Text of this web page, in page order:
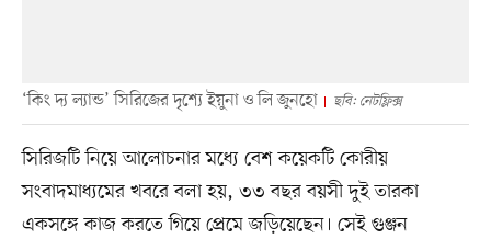
‘কিং দ্য ল্যান্ড’ সিরিজের দৃশ্যে ইয়ুনা ও লি জুনহো ছবি: নেটফ্লিক্স
সিরিজটি নিয়ে আলোচনার মধ্যে বেশ কয়েকটি কোরীয়
সংবাদমাধ্যমের খবরে বলা হয়, ৩৩ বছর বয়সী দুই তারকা
একসঙ্গে কাজ করতে গিয়ে প্রেমে জড়িয়েছেন। সেই গুঞ্জন